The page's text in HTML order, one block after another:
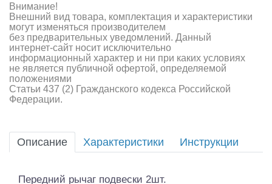
Аппаратура и электроника
Аккумуляторы и батарейки
Зарядные устройства и блоки питания
Двигатели
Инструмент,измерительные приборы,расходники
Внимание!
Внешний вид товара, комплектация и характеристики
могут изменяться производителем
без предварительных уведомлений. Данный
интернет-сайт носит исключительно
информационный характер и ни при каких условиях
не является публичной офертой, определяемой
положениями
Статьи 437 (2) Гражданского кодекса Российской
Федерации.
Описание Характеристики Инструкции
Передний рычаг подвески 2шт.